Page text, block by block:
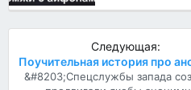
Следующая:
&#8203;Спецслужбы запада